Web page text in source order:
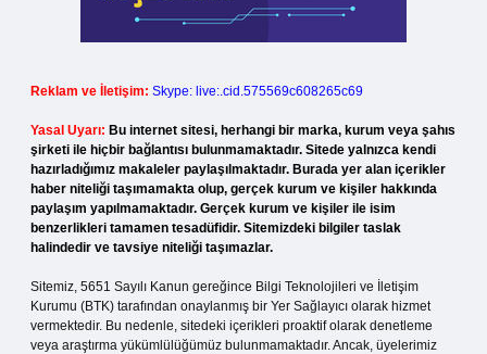
Reklam ve İletişim: Skype: live:.cid.575569c608265c69
Yasal Uyarı: Bu internet sitesi, herhangi bir marka, kurum veya şahıs
şirketi ile hiçbir bağlantısı bulunmamaktadır. Sitede yalnızca kendi
hazırladığımız makaleler paylaşılmaktadır. Burada yer alan içerikler
haber niteliği taşımamakta olup, gerçek kurum ve kişiler hakkında
paylaşım yapılmamaktadır. Gerçek kurum ve kişiler ile isim
benzerlikleri tamamen tesadüfidir. Sitemizdeki bilgiler taslak
halindedir ve tavsiye niteliği taşımazlar.
Sitemiz, 5651 Sayılı Kanun gereğince Bilgi Teknolojileri ve İletişim
Kurumu (BTK) tarafından onaylanmış bir Yer Sağlayıcı olarak hizmet
vermektedir. Bu nedenle, sitedeki içerikleri proaktif olarak denetleme
veya araştırma yükümlülüğümüz bulunmamaktadır. Ancak, üyelerimiz